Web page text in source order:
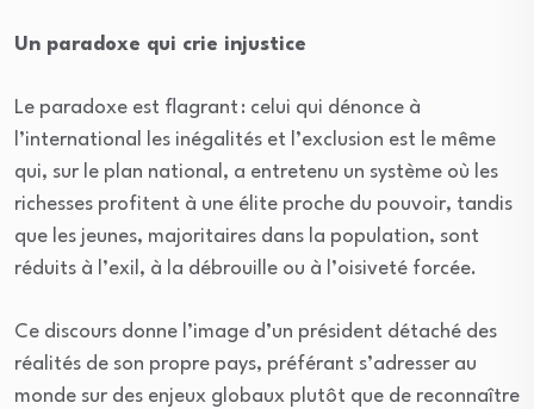
Un paradoxe qui crie injustice
Le paradoxe est flagrant : celui qui dénonce à
l’international les inégalités et l’exclusion est le même
qui, sur le plan national, a entretenu un système où les
richesses profitent à une élite proche du pouvoir, tandis
que les jeunes, majoritaires dans la population, sont
réduits à l’exil, à la débrouille ou à l’oisiveté forcée.
Ce discours donne l’image d’un président détaché des
réalités de son propre pays, préférant s’adresser au
monde sur des enjeux globaux plutôt que de reconnaître